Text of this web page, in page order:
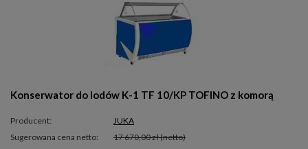
Konserwator do lodów K-1 TF 10/KP TOFINO z komorą
Producent:
JUKA
Sugerowana cena netto:
17 670,00 zł(netto)